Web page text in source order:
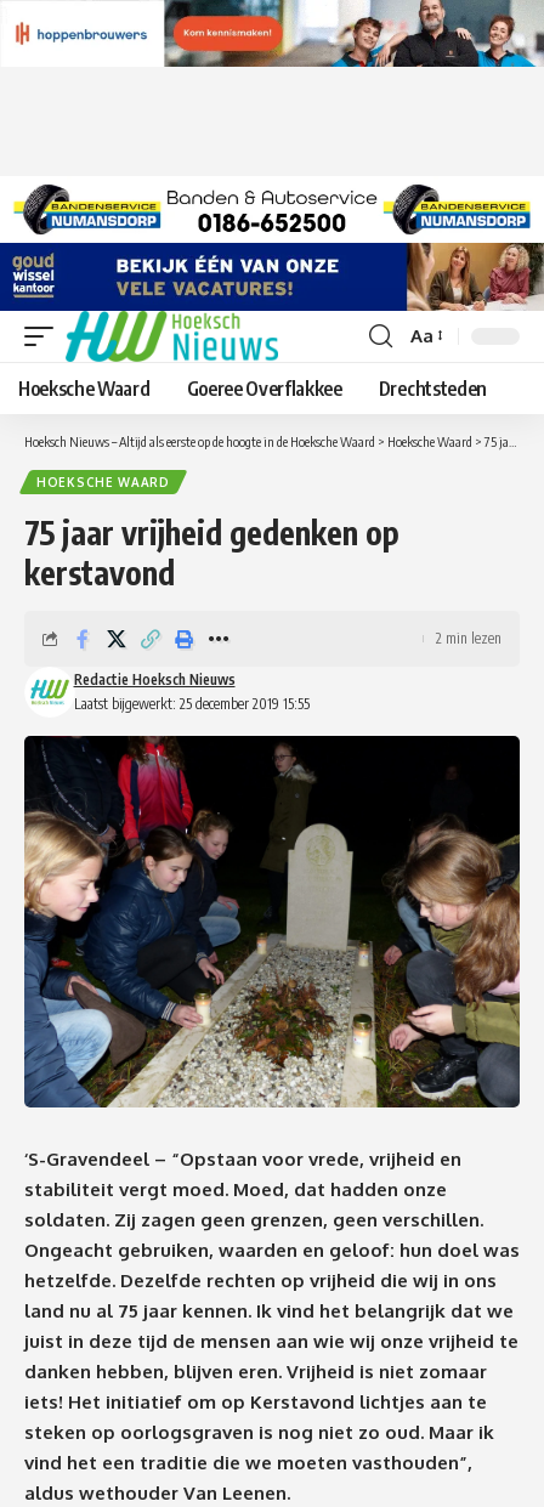
Lettergrootte
aanpassen
Aa
Hoeksche Waard Goeree Overflakkee Drechtsteden
Hoeksch Nieuws – Altijd als eerste op de hoogte in de Hoeksche Waard > Hoeksche Waard >75 jaar vrijheid gedenken op kerstavond
HOEKSCHE WAARD
75 jaar vrijheid gedenken op
kerstavond
Laatst bijgewerkt: 25 december 2019 15:55
Redactie Hoeksch Nieuws
2 min lezen
‘S-Gravendeel – “Opstaan voor vrede, vrijheid en
stabiliteit vergt moed. Moed, dat hadden onze
soldaten. Zij zagen geen grenzen, geen verschillen.
Ongeacht gebruiken, waarden en geloof: hun doel was
hetzelfde. Dezelfde rechten op vrijheid die wij in ons
land nu al 75 jaar kennen. Ik vind het belangrijk dat we
juist in deze tijd de mensen aan wie wij onze vrijheid te
danken hebben, blijven eren. Vrijheid is niet zomaar
iets! Het initiatief om op Kerstavond lichtjes aan te
steken op oorlogsgraven is nog niet zo oud. Maar ik
vind het een traditie die we moeten vasthouden”,
aldus wethouder Van Leenen.